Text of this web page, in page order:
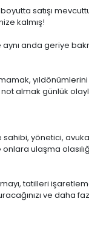
satışı
kalmış!
aynı anda geriye
almak günlük
sahibi, yönetici,
ulaşma
tatilleri
ve daha